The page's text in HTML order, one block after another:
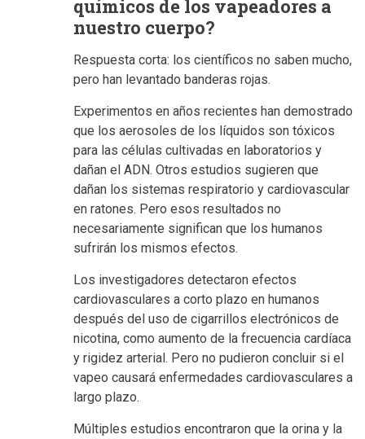
químicos de los vapeadores a
nuestro cuerpo?
Respuesta corta: los científicos no saben mucho,
pero han levantado banderas rojas.
Experimentos en años recientes han demostrado
que los aerosoles de los líquidos son tóxicos
para las células cultivadas en laboratorios y
dañan el ADN. Otros estudios sugieren que
dañan los sistemas respiratorio y cardiovascular
en ratones. Pero esos resultados no
necesariamente significan que los humanos
sufrirán los mismos efectos.
Los investigadores detectaron efectos
cardiovasculares a corto plazo en humanos
después del uso de cigarrillos electrónicos de
nicotina, como aumento de la frecuencia cardíaca
y rigidez arterial. Pero no pudieron concluir si el
vapeo causará enfermedades cardiovasculares a
largo plazo.
Múltiples estudios encontraron que la orina y la